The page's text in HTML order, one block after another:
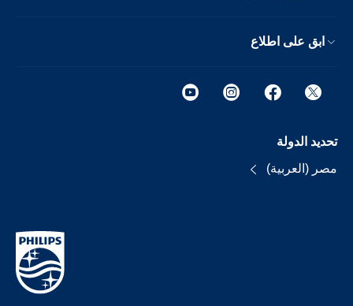
ابق على اطلاع
تحديد الدولة
مصر (العربية)